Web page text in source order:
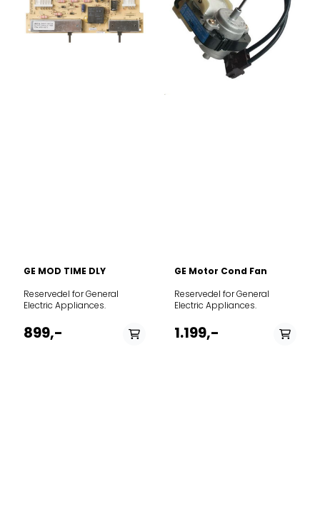
GE MOD TIME DLY
Reservedel for General
Electric Appliances.
899,-
GE Motor Cond Fan
Reservedel for General
Electric Appliances.
1.199,-